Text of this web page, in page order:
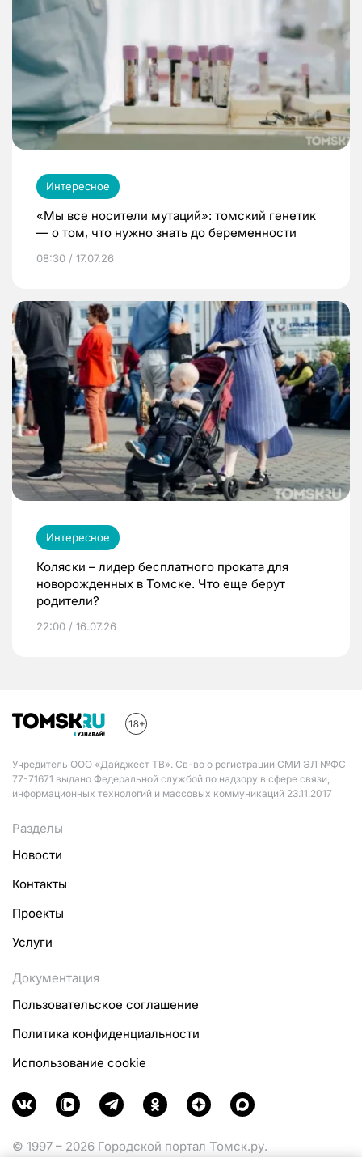
Интересное
«Мы все носители мутаций»: томский генетик
— о том, что нужно знать до беременности
08:30 / 17.07.26
Интересное
Коляски – лидер бесплатного проката для
новорожденных в Томске. Что еще берут
родители?
22:00 / 16.07.26
Учредитель ООО «Дайджест ТВ». Св-во о регистрации СМИ ЭЛ №ФС
77-71671 выдано Федеральной службой по надзору в сфере связи,
информационных технологий и массовых коммуникаций 23.11.2017
Разделы
Новости
Контакты
Проекты
Услуги
Документация
Пользовательское соглашение
Политика конфиденциальности
Использование cookie
© 1997 – 2026 Городской портал Томск.ру.